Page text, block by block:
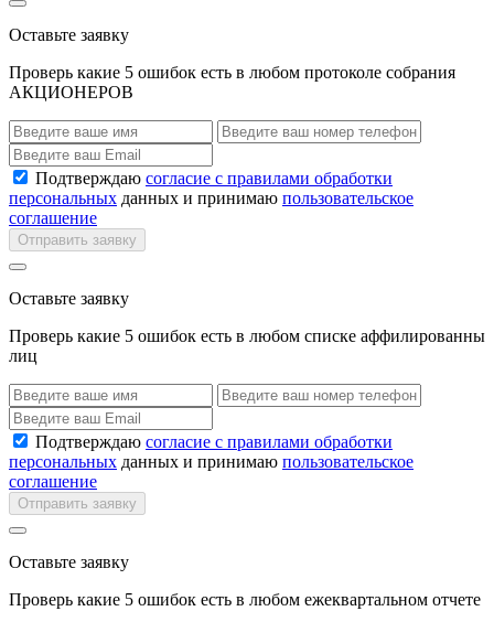
Оставьте заявку
Проверь какие 5 ошибок есть в любом протоколе собрания
АКЦИОНЕРОВ
Подтверждаю согласие с правилами обработки
персональных данных и принимаю пользовательское
соглашение
Отправить заявку
Оставьте заявку
Проверь какие 5 ошибок есть в любом списке аффилированны
лиц
Подтверждаю согласие с правилами обработки
персональных данных и принимаю пользовательское
соглашение
Отправить заявку
Оставьте заявку
Проверь какие 5 ошибок есть в любом ежеквартальном отчете